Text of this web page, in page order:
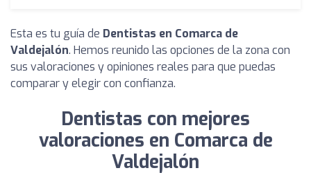
Esta es tu guía de Dentistas en Comarca de
Valdejalón. Hemos reunido las opciones de la zona con
sus valoraciones y opiniones reales para que puedas
comparar y elegir con confianza.
Dentistas con mejores
valoraciones en Comarca de
Valdejalón